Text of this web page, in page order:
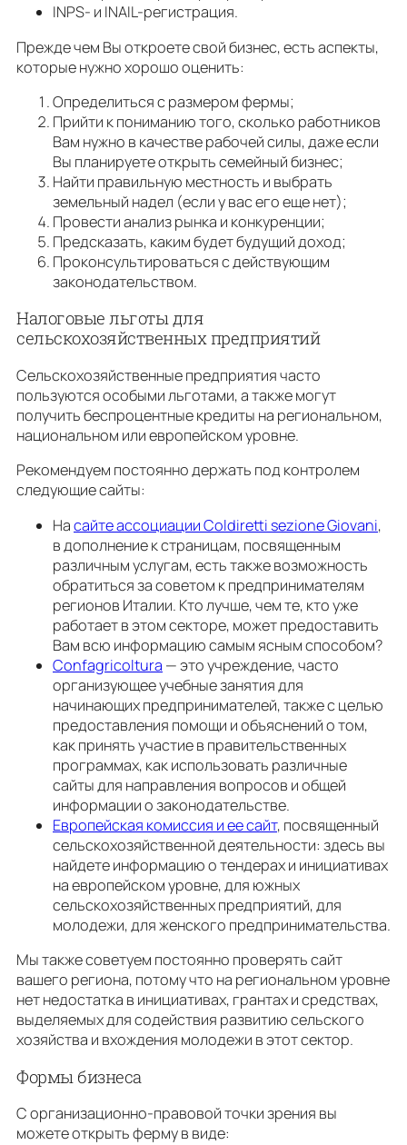
INPS- и INAIL-регистрация.
Прежде чем Вы откроете свой бизнес, есть аспекты,
которые нужно хорошо оценить:
Определиться с размером фермы;
Прийти к пониманию того, сколько работников
Вам нужно в качестве рабочей силы, даже если
Вы планируете открыть семейный бизнес;
Найти правильную местность и выбрать
земельный надел (если у вас его еще нет);
Провести анализ рынка и конкуренции;
Предсказать, каким будет будущий доход;
Проконсультироваться с действующим
законодательством.
Налоговые льготы для
сельскохозяйственных предприятий
Сельскохозяйственные предприятия часто
пользуются особыми льготами, а также могут
получить беспроцентные кредиты на региональном,
национальном или европейском уровне.
Рекомендуем постоянно держать под контролем
следующие сайты:
Насайте ассоциации Coldiretti sezione Giovani,
в дополнение к страницам, посвященным
различным услугам, есть также возможность
обратиться за советом к предпринимателям
регионов Италии. Кто лучше, чем те, кто уже
работает в этом секторе, может предоставить
Вам всю информацию самым ясным способом?
Confagricoltura — это учреждение, часто
организующее учебные занятия для
начинающих предпринимателей, также с целью
предоставления помощи и объяснений о том,
как принять участие в правительственных
программах, как использовать различные
сайты для направления вопросов и общей
информации о законодательстве.
Европейская комиссия и ее сайт, посвященный
сельскохозяйственной деятельности: здесь вы
найдете информацию о тендерах и инициативах
на европейском уровне, для южных
сельскохозяйственных предприятий, для
молодежи, для женского предпринимательства.
Мы также советуем постоянно проверять сайт
вашего региона, потому что на региональном уровне
нет недостатка в инициативах, грантах и ​​средствах,
выделяемых для содействия развитию сельского
хозяйства и вхождения молодежи в этот сектор.
Формы бизнеса
С организационно-правовой точки зрения вы
можете открыть ферму в виде: